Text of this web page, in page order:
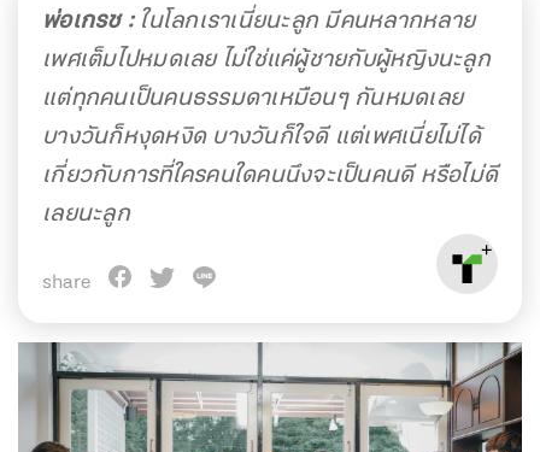
พ่อเกรซ :ในโลกเราเนี่ยนะลูก มีคนหลากหลาย
เพศเต็มไปหมดเลย ไม่ใช่แค่ผู้ชายกับผู้หญิงนะลูก
แต่ทุกคนเป็นคนธรรมดาเหมือนๆ กันหมดเลย
บางวันก็หงุดหงิด บางวันก็ใจดี แต่เพศเนี่ยไม่ได้
เกี่ยวกับการที่ใครคนใดคนนึงจะเป็นคนดี หรือไม่ดี
เลยนะลูก
share